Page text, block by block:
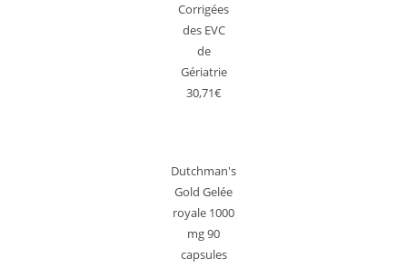
Corrigées
des EVC
de
Gériatrie
30,71€
Dutchman's
Gold Gelée
royale 1000
mg 90
capsules